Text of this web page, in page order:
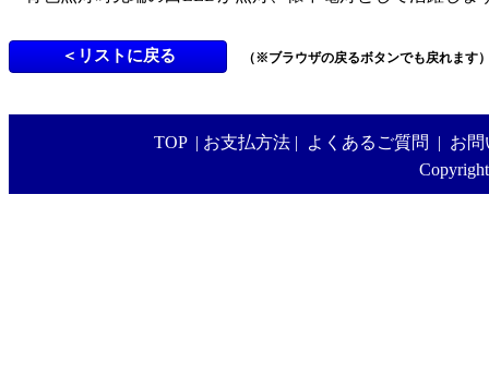
（※ブラウザの戻るボタンでも戻れます
TOP | お支払方法 | よくあるご質問 | お